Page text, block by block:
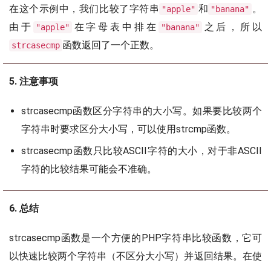
在这个示例中，我们比较了字符串 "apple" 和 "banana" 。
由于
"apple" 在字母表中排在 "banana" 之后，所以
strcasecmp 函数返回了一个正数。
5. 注意事项
strcasecmp函数区分字符串的大小写。如果要比较两个
字符串时要求区分大小写，可以使用strcmp函数。
strcasecmp函数只比较ASCII字符的大小，对于非ASCII
字符的比较结果可能会不准确。
6. 总结
strcasecmp函数是一个方便的PHP字符串比较函数，它可
以快速比较两个字符串（不区分大小写）并返回结果。在使